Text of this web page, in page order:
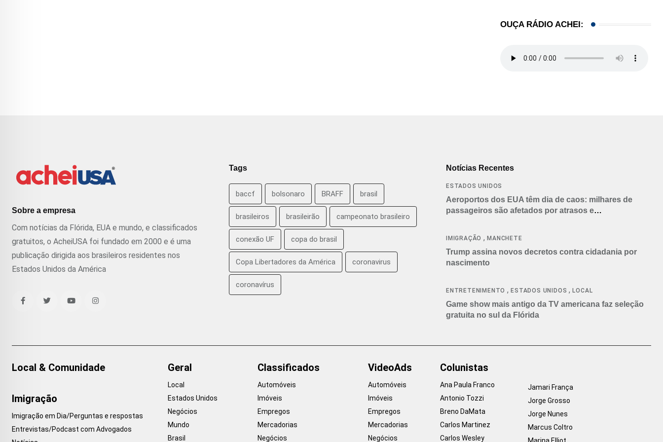
OUÇA RÁDIO ACHEI:
Sobre a empresa
Com notícias da Flórida, EUA e mundo, e classificados
gratuitos, o AcheiUSA foi fundado em 2000 e é uma
publicação dirigida aos brasileiros residentes nos
Estados Unidos da América
Tags
baccf bolsonaro BRAFF brasil
brasileiros brasileirão campeonato brasileiro
conexão UF copa do brasil
Copa Libertadores da América coronavirus
coronavírus
Notícias Recentes
ESTADOS UNIDOS
Aeroportos dos EUA têm dia de caos: milhares de
passageiros são afetados por atrasos e
IMIGRAÇÃO ,MANCHETE
Trump assina novos decretos contra cidadania por
nascimento
ENTRETENIMENTO ,ESTADOS UNIDOS ,LOCAL
Game show mais antigo da TV americana faz seleção
gratuita no sul da Flórida
Local & Comunidade
Imigração
Imigração em Dia/Perguntas e respostas
Entrevistas/Podcast com Advogados
Geral
Local
Estados Unidos
Negócios
Mundo
Brasil
Classificados
Automóveis
Imóveis
Empregos
Mercadorias
Negócios
VideoAds
Automóveis
Imóveis
Empregos
Mercadorias
Negócios
Colunistas
Ana Paula Franco
Antonio Tozzi
Breno DaMata
Carlos Martinez
Carlos Wesley
Jamari França
Jorge Grosso
Jorge Nunes
Marcus Coltro